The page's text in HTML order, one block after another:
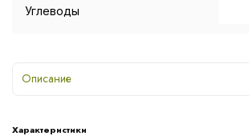
Углеводы
Описание
Характеристики